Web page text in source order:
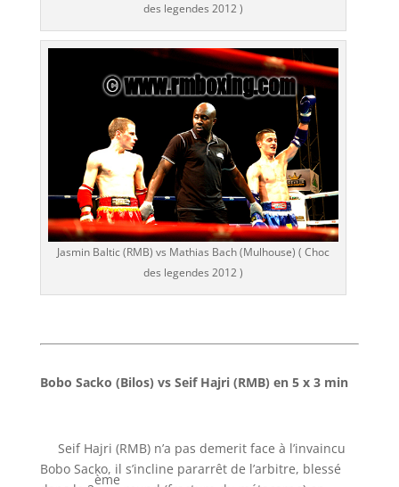
des legendes 2012 )
Jasmin Baltic (RMB) vs Mathias Bach (Mulhouse) ( Choc
des legendes 2012 )
Bobo Sacko (Bilos) vs Seif Hajri (RMB) en 5 x 3 min
Seif Hajri (RMB) n’a pas demerit face à l’invaincu
Bobo Sacko, il s’incline pararrêt de l’arbitre, blessé
ème